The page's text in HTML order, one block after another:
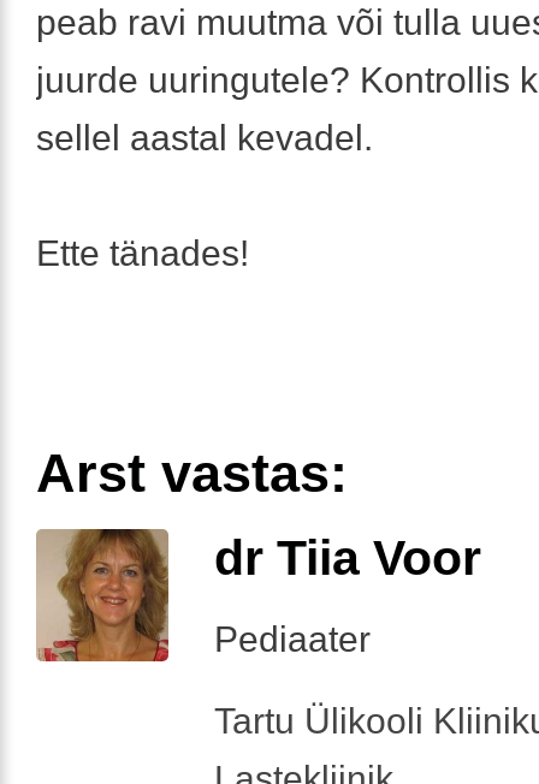
peab ravi muutma või tulla
juurde uuringutele? Kontrollis
sellel aastal kevadel.
Ette tänades!
Arst vastas:
dr Tiia Voor
Pediaater
Tartu Ülikooli